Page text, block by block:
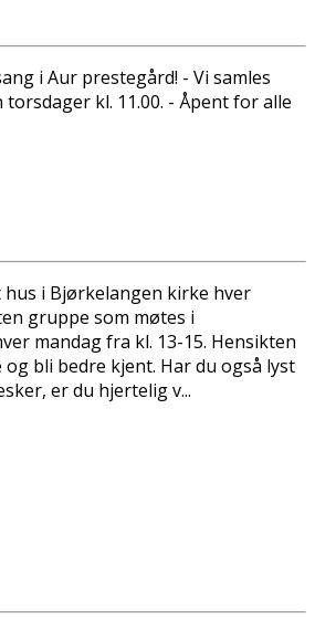
i Aur prestegård! - Vi samles
kl. 11.00. - Åpent for alle
i Bjørkelangen kirke hver
gruppe som møtes i
mandag fra kl. 13-15. Hensikten
bli bedre kjent. Har du også lyst
er du hjertelig v...